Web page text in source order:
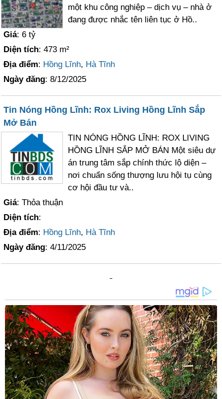
một khu công nghiệp – dịch vụ – nhà ở
đang được nhắc tên liên tục ở Hồ..
Giá: 6 tỷ
Diện tích: 473 m²
Địa điểm: Hồng Lĩnh, Hà Tĩnh
Ngày đăng: 8/12/2025
Tin Nóng Hồng Lĩnh: Rox Living Hồng Lĩnh Sắp
Mở Bán
TIN NÓNG HỒNG LĨNH: ROX LIVING
HỒNG LĨNH SẮP MỞ BÁN Một siêu dự
án trung tâm sắp chính thức lộ diện –
nơi chuẩn sống thượng lưu hội tụ cùng
cơ hội đầu tư và..
Giá: Thỏa thuận
Diện tích:
Địa điểm: Hồng Lĩnh, Hà Tĩnh
Ngày đăng: 4/11/2025